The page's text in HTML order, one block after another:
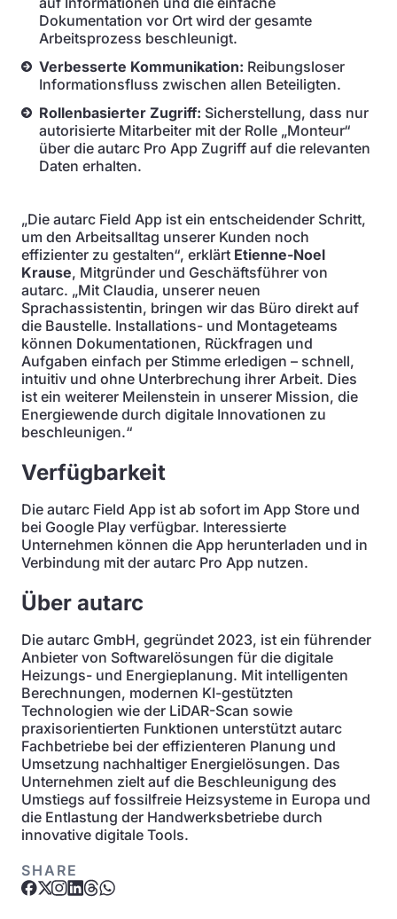
Dokumentation vor Ort wird der gesamte
Arbeitsprozess beschleunigt.
Verbesserte Kommunikation: Reibungsloser
Informationsfluss zwischen allen Beteiligten.
Rollenbasierter Zugriff: Sicherstellung, dass nur
autorisierte Mitarbeiter mit der Rolle „Monteur“
über die autarc Pro App Zugriff auf die relevanten
Daten erhalten.
„Die autarc Field App ist ein entscheidender Schritt,
um den Arbeitsalltag unserer Kunden noch
effizienter zu gestalten“, erklärt Etienne-Noel
Krause, Mitgründer und Geschäftsführer von
autarc. „Mit Claudia, unserer neuen
Sprachassistentin, bringen wir das Büro direkt auf
die Baustelle. Installations- und Montageteams
können Dokumentationen, Rückfragen und
Aufgaben einfach per Stimme erledigen – schnell,
intuitiv und ohne Unterbrechung ihrer Arbeit. Dies
ist ein weiterer Meilenstein in unserer Mission, die
Energiewende durch digitale Innovationen zu
beschleunigen.“
Verfügbarkeit
Die autarc Field App ist ab sofort im App Store und
bei Google Play verfügbar. Interessierte
Unternehmen können die App herunterladen und in
Verbindung mit der autarc Pro App nutzen.
Über autarc
Die autarc GmbH, gegründet 2023, ist ein führender
Anbieter von Softwarelösungen für die digitale
Heizungs- und Energieplanung. Mit intelligenten
Berechnungen, modernen KI-gestützten
Technologien wie der LiDAR-Scan sowie
praxisorientierten Funktionen unterstützt autarc
Fachbetriebe bei der effizienteren Planung und
Umsetzung nachhaltiger Energielösungen. Das
Unternehmen zielt auf die Beschleunigung des
Umstiegs auf fossilfreie Heizsysteme in Europa und
die Entlastung der Handwerksbetriebe durch
innovative digitale Tools.
SHARE